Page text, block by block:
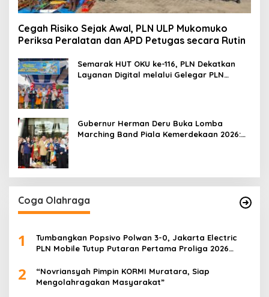
Cegah Risiko Sejak Awal, PLN ULP Mukomuko
Periksa Peralatan dan APD Petugas secara Rutin
Semarak HUT OKU ke-116, PLN Dekatkan
Layanan Digital melalui Gelegar PLN
Gubernur Herman Deru Buka Lomba
Marching Band Piala Kemerdekaan 2026:
Coga Olahraga
1
Tumbangkan Popsivo Polwan 3-0, Jakarta Electric
PLN Mobile Tutup Putaran Pertama Proliga 2026
2
“Novriansyah Pimpin KORMI Muratara, Siap
Mengolahragakan Masyarakat”